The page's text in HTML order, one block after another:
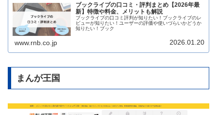
ブックライブの口コミ・評判まとめ【2026年最
新】特徴や料金、メリットも解説
ブックライブの口コミ評判が知りたい！ブックライブのレ
ビューが知りたい！ユーザーの評価や使いづらいかどうか
知りたい！ブック
www.rnb.co.jp 2026.01.20
まんが王国